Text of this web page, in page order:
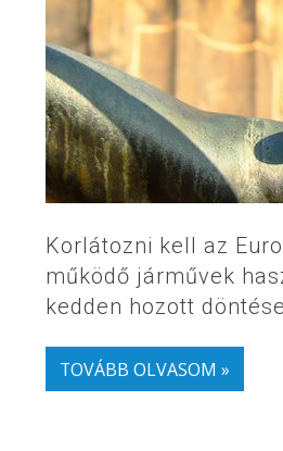
Korlátozni kell az
működő járművek
kedden hozott
TOVÁBB OLVASOM »